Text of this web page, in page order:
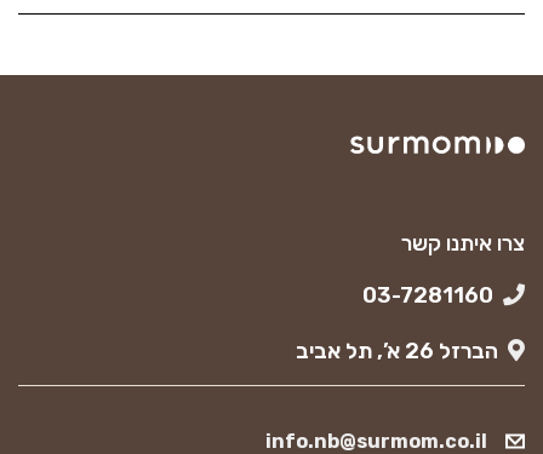
צרו איתנו קשר
הברזל 26 א’, תל אביב
info.nb@surmom.co.il